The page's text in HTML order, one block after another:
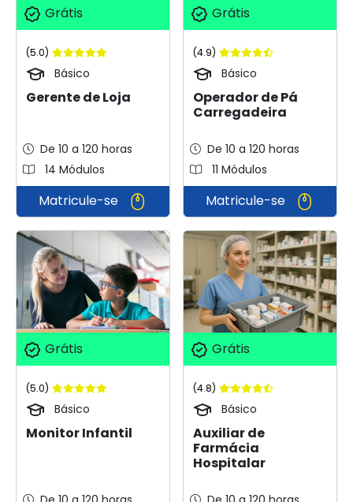
Grátis
(5.0)
Básico
Gerente de Loja
De 10 a 120 horas
14 Módulos
Matricule-se
Grátis
(4.9)
Básico
Operador de Pá
Carregadeira
De 10 a 120 horas
11 Módulos
Matricule-se
Grátis
(5.0)
Básico
Monitor Infantil
Grátis
(4.8)
Básico
Auxiliar de
Farmácia
Hospitalar